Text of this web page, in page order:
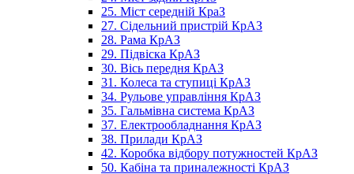
25. Міст середній КраЗ
27. Сідельний пристрій КрАЗ
28. Рама КрАЗ
29. Підвіска КрАЗ
30. Вісь передня КрАЗ
31. Колеса та ступиці КрАЗ
34. Рульове управління КрАЗ
35. Гальмівна система КрАЗ
37. Електрообладнання КрАЗ
38. Прилади КрАЗ
42. Коробка відбору потужностей КрАЗ
50. Кабіна та приналежності КрАЗ